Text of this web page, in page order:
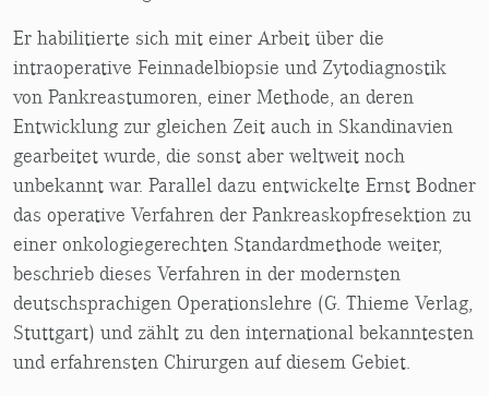
Er habilitierte sich mit einer Arbeit über die
intraoperative Feinnadelbiopsie und Zytodiagnostik
von Pankreastumoren, einer Methode, an deren
Entwicklung zur gleichen Zeit auch in Skandinavien
gearbeitet wurde, die sonst aber weltweit noch
unbekannt war. Parallel dazu entwickelte Ernst Bodner
das operative Verfahren der Pankreaskopfresektion zu
einer onkologiegerechten Standardmethode weiter,
beschrieb dieses Verfahren in der modernsten
deutschsprachigen Operationslehre (G. Thieme Verlag,
Stuttgart) und zählt zu den international bekanntesten
und erfahrensten Chirurgen auf diesem Gebiet.